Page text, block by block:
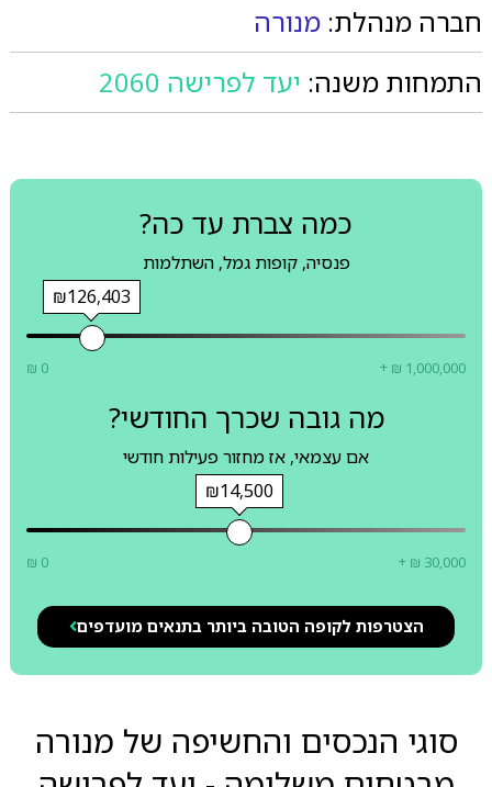
חברה מנהלת: מנורה
התמחות משנה: יעד לפרישה 2060
כמה צברת עד כה?
פנסיה, קופות גמל, השתלמות
₪126,403
₪ 0 + ₪ 1,000,000
מה גובה שכרך החודשי?
אם עצמאי, אז מחזור פעילות חודשי
₪14,500
₪ 0 + ₪ 30,000
הצטרפות לקופה הטובה ביותר בתנאים מועדפים
סוגי הנכסים והחשיפה של מנורה